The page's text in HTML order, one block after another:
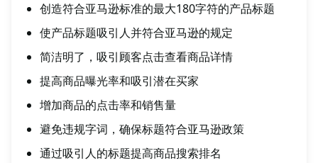
创造符合亚马逊标准的最大180字符的产品标题
使产品标题吸引人并符合亚马逊的规定
简洁明了，吸引顾客点击查看商品详情
提高商品曝光率和吸引潜在买家
增加商品的点击率和销售量
避免违规字词，确保标题符合亚马逊政策
通过吸引人的标题提高商品搜索排名